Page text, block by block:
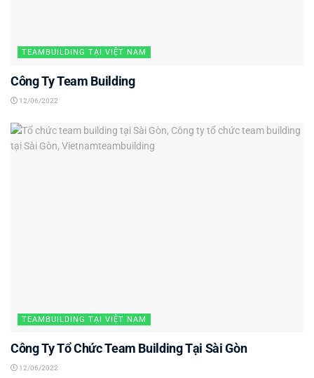
TEAMBUILDING TẠI VIỆT NAM
Công Ty Team Building
12/06/2022
TEAMBUILDING TẠI VIỆT NAM
Công Ty Tổ Chức Team Building Tại Sài Gòn
12/06/2022